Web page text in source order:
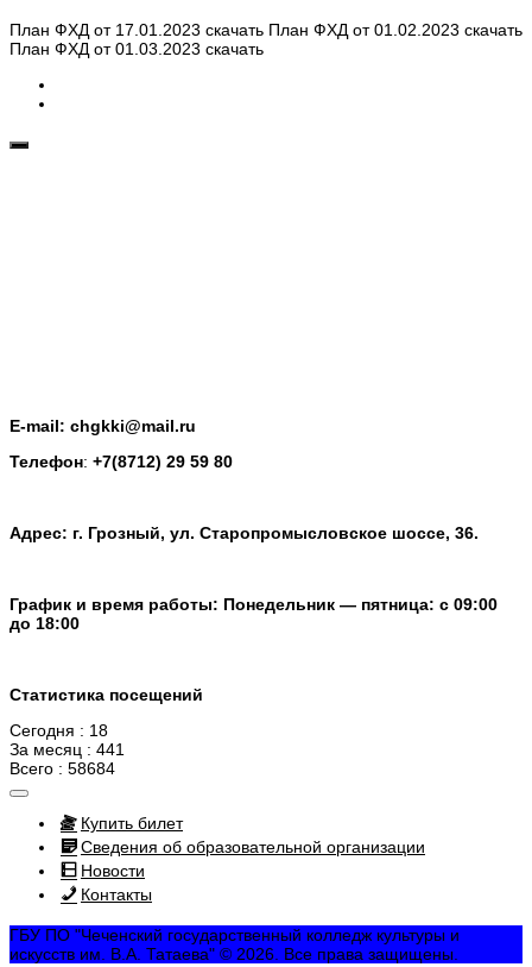
План ФХД от 17.01.2023 скачать План ФХД от 01.02.2023 скачать
План ФХД от 01.03.2023 скачать
E-mail: chgkki@mail.ru
Телефон: +7(8712) 29 59 80
Адрес: г. Грозный, ул. Старопромысловское шоссе, 36.
График и время работы: Понедельник — пятница: с 09:00
до 18:00
Статистика посещений
Сегодня : 18
За месяц : 441
Всего : 58684
Купить билет
Сведения об образовательной организации
Новости
Контакты
ГБУ ПО "Чеченский государственный колледж культуры и
искусств им. В.А. Татаева" © 2026. Все права защищены.